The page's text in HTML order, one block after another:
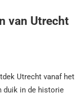
van Utrecht
Utrecht vanaf het
duik in de historie